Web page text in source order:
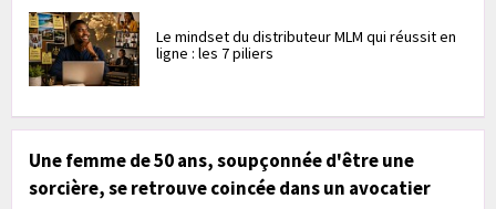
Le mindset du distributeur MLM qui réussit en
ligne : les 7 piliers
Une femme de 50 ans, soupçonnée d'être une
sorcière, se retrouve coincée dans un avocatier